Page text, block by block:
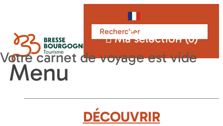
Français
Ma sélection (0)
Menu
DÉCOUVRIR